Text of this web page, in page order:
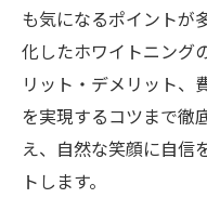
も気になるポイントが
化したホワイトニング
リット・デメリット、
を実現するコツまで徹
え、自然な笑顔に自信
トします。